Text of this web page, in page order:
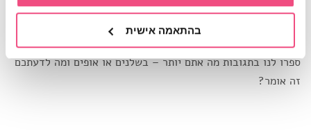
בהתאמה אישית
אין כישורים של בשלנים ולהפך, אלא שההעדפה הטבעית יכולה
להצביע על מאפיינים אישיותיים כאלה או אחרים. נו אז מה אתם
אומרים? האמת, שלפחות אצלנו בצוות התעוררו כמה ויכוחים…
ספרו לנו בתגובות מה אתם יותר – בשלנים או אופים ומה לדעתכם
זה אומר?